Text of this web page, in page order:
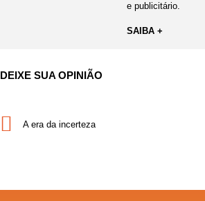
e publicitário.
SAIBA +
DEIXE SUA OPINIÃO
A era da incerteza